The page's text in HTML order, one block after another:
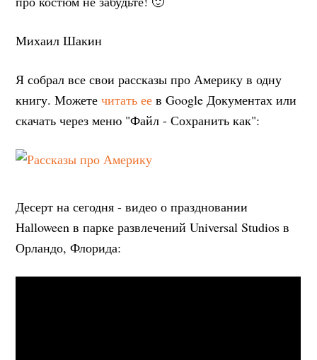
Михаил Шакин
Я собрал все свои рассказы про Америку в одну
книгу. Можетечитать ее в Google Документах или
скачать через меню "Файл - Сохранить как":
Десерт на сегодня - видео о праздновании
Halloween в парке развлечений Universal Studios в
Орландо, Флорида: